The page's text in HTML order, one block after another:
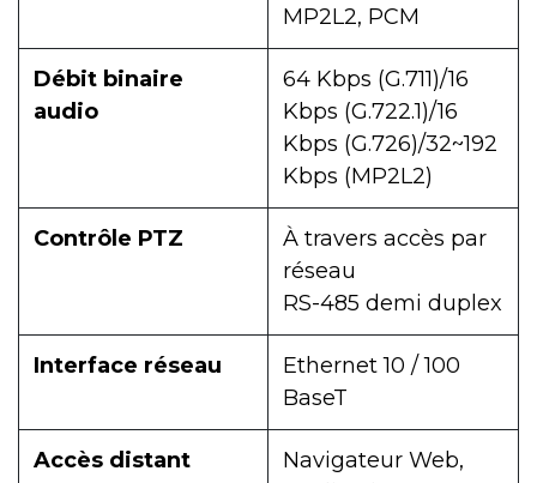
MP2L2, PCM
Débit binaire
audio
64 Kbps (G.711)/16
Kbps (G.722.1)/16
Kbps (G.726)/32~192
Kbps (MP2L2)
Contrôle PTZ
À travers accès par
réseau
RS-485 demi duplex
Interface réseau
Ethernet 10 / 100
BaseT
Accès distant
Navigateur Web,